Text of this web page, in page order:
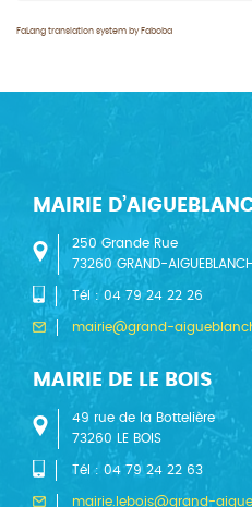
FaLang translation system by Faboba
MAIRIE
250 Grande Rue
73260 GRAND-
Tél : 04 79 24 22 26
mairie@grand-
MAIRIE DE LE BOIS
49 rue de la Bottelière
73260 LE BOIS
Tél : 04 79 24 22 63
mairie.lebois@grand-